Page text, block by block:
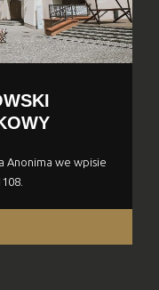
Anonima we wpisie